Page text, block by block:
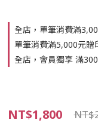
全店，單筆消費滿
單筆消費滿5,000元贈
全店，會員獨享 滿
NT$1,800